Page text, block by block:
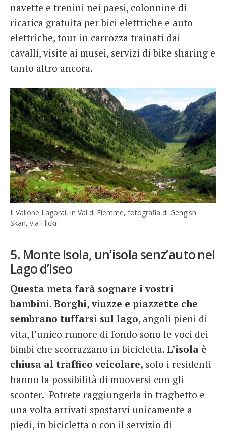
navette e trenini nei paesi, colonnine di
ricarica gratuita per bici elettriche e auto
elettriche, tour in carrozza trainati dai
cavalli, visite ai musei, servizi di bike sharing e
tanto altro ancora.
Il Vallone Lagorai, in Val di Fiemme, fotografia di Gengish
Skan, via Flickr
5. Monte Isola, un’isola senz’auto nel
Lago d’Iseo
Questa meta farà sognare i vostri
bambini. Borghi, viuzze e piazzette che
sembrano tuffarsi sul lago, angoli pieni di
vita, l’unico rumore di fondo sono le voci dei
bimbi che scorrazzano in bicicletta. L’isola è
chiusa al traffico veicolare, solo i residenti
hanno la possibilità di muoversi con gli
scooter. Potrete raggiungerla in traghetto e
una volta arrivati spostarvi unicamente a
piedi, in bicicletta o con il servizio di